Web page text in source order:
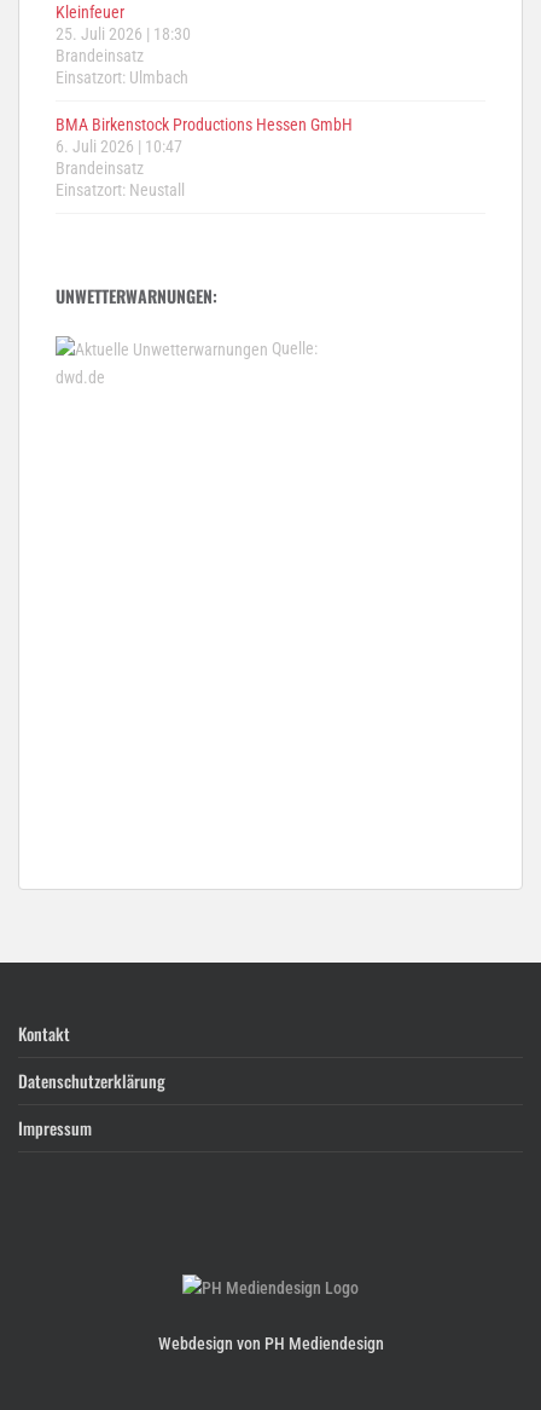
Kleinfeuer
25. Juli 2026 | 18:30
Brandeinsatz
Einsatzort: Ulmbach
BMA Birkenstock Productions Hessen GmbH
6. Juli 2026 | 10:47
Brandeinsatz
Einsatzort: Neustall
UNWETTERWARNUNGEN:
Quelle:
dwd.de
Kontakt
Datenschutzerklärung
Impressum
Webdesign von PH Mediendesign